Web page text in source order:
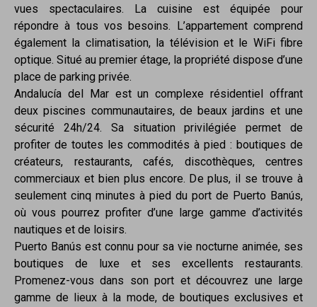
vues spectaculaires. La cuisine est équipée pour
répondre à tous vos besoins. L’appartement comprend
également la climatisation, la télévision et le WiFi fibre
optique. Situé au premier étage, la propriété dispose d’une
place de parking privée.
Andalucía del Mar est un complexe résidentiel offrant
deux piscines communautaires, de beaux jardins et une
sécurité 24h/24. Sa situation privilégiée permet de
profiter de toutes les commodités à pied : boutiques de
créateurs, restaurants, cafés, discothèques, centres
commerciaux et bien plus encore. De plus, il se trouve à
seulement cinq minutes à pied du port de Puerto Banús,
où vous pourrez profiter d’une large gamme d’activités
nautiques et de loisirs.
Puerto Banús est connu pour sa vie nocturne animée, ses
boutiques de luxe et ses excellents restaurants.
Promenez-vous dans son port et découvrez une large
gamme de lieux à la mode, de boutiques exclusives et